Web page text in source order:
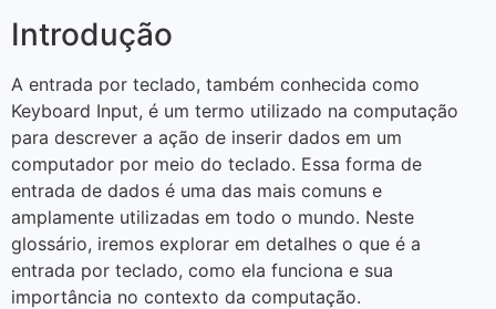
Introdução
A entrada por teclado, também conhecida como
Keyboard Input, é um termo utilizado na computação
para descrever a ação de inserir dados em um
computador por meio do teclado. Essa forma de
entrada de dados é uma das mais comuns e
amplamente utilizadas em todo o mundo. Neste
glossário, iremos explorar em detalhes o que é a
entrada por teclado, como ela funciona e sua
importância no contexto da computação.